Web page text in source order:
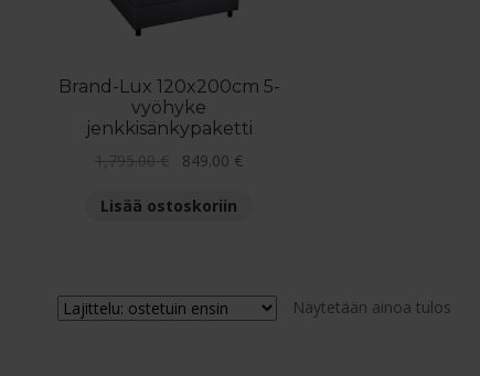
Brand-Lux 120x200cm 5-
vyöhyke
jenkkisänkypaketti
1,795.00€
Alkuperäinen
oli:
849.00 €
Lisää ostoskoriin
Näytetään ainoa tulos